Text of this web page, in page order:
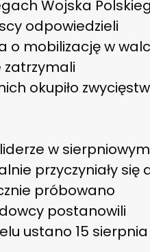
Wojska
odpowiedzieli
o mobilizację w
zatrzymali
okupiło
w sierpniowym
przyczyniały się
próbowano
postanowili
ustano 15 sierpnia